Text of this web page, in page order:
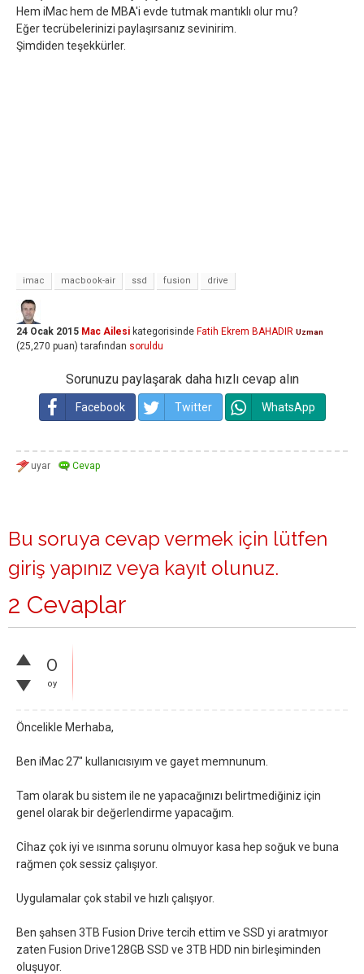
Hem iMac hem de MBA'i evde tutmak mantıklı olur mu?
Eğer tecrübelerinizi paylaşırsanız sevinirim.
Şimdiden teşekkürler.
imac macbook-air ssd fusion drive
24 Ocak 2015 Mac Ailesi kategorisinde Fatih Ekrem BAHADIR Uzman
(25,270 puan) tarafından soruldu
Sorunuzu paylaşarak daha hızlı cevap alın
Facebook Twitter WhatsApp
Bu soruya cevap vermek için lütfen
giriş yapınız veya kayıt olunuz.
2 Cevaplar
0
oy
Öncelikle Merhaba,
Ben iMac 27" kullanıcısıyım ve gayet memnunum.
Tam olarak bu sistem ile ne yapacağınızı belirtmediğiniz için
genel olarak bir değerlendirme yapacağım.
Cİhaz çok iyi ve ısınma sorunu olmuyor kasa hep soğuk ve buna
rağmen çok sessiz çalışıyor.
Uygulamalar çok stabil ve hızlı çalışıyor.
Ben şahsen 3TB Fusion Drive tercih ettim ve SSD yi aratmıyor
zaten Fusion Drive128GB SSD ve 3TB HDD nin birleşiminden
oluşuyor.